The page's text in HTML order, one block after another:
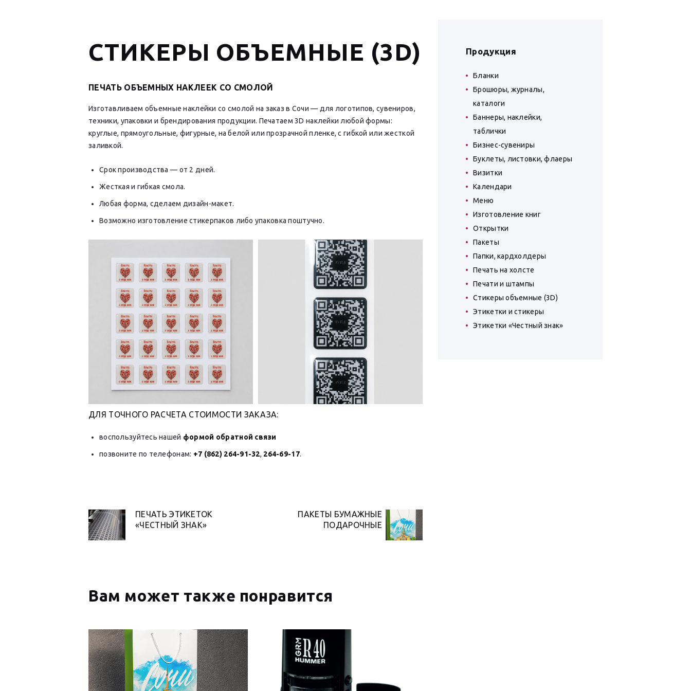
СТИКЕРЫ ОБЪЕМНЫЕ (3D)
ПЕЧАТЬ ОБЪЕМНЫХ НАКЛЕЕК СО СМОЛОЙ
Изготавливаем объемные наклейки со смолой на заказ в Сочи — для логотипов, сувениров,
техники, упаковки и брендирования продукции. Печатаем 3D наклейки любой формы:
круглые, прямоугольные, фигурные, на белой или прозрачной пленке, с гибкой или жесткой
заливкой.
Cрок производства — от 2 дней.
Жесткая и гибкая смола.
Любая форма, сделаем дизайн-макет.
Возможно изготовление стикерпаков либо упаковка поштучно.
ДЛЯ ТОЧНОГО РАСЧЕТА СТОИМОСТИ ЗАКАЗА:
воспользуйтесь нашей формой обратной связи
позвоните по телефонам: +7 (862) 264-91-32, 264-69-17.
НАВИГАЦИЯ
Предыдущая
запись:
ПЕЧАТЬ ЭТИКЕТОК
«ЧЕСТНЫЙ ЗНАК»
Next
post:
ПАКЕТЫ БУМАЖНЫЕ
ПОДАРОЧНЫЕ
Вам может также понравится
Продукция
Бланки
Брошюры, журналы,
каталоги
Баннеры, наклейки,
таблички
Бизнес-сувениры
Буклеты, листовки, флаеры
Визитки
Календари
Меню
Изготовление книг
Открытки
Пакеты
Папки, кардхолдеры
Печать на холсте
Печати и штампы
Стикеры объемные (3D)
Этикетки и стикеры
Этикетки «Честный знак»